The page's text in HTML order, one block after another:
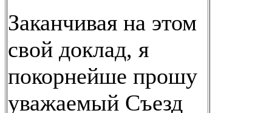
Заканчивая на этом
свой доклад, я
покорнейше прошу
уважаемый Съезд